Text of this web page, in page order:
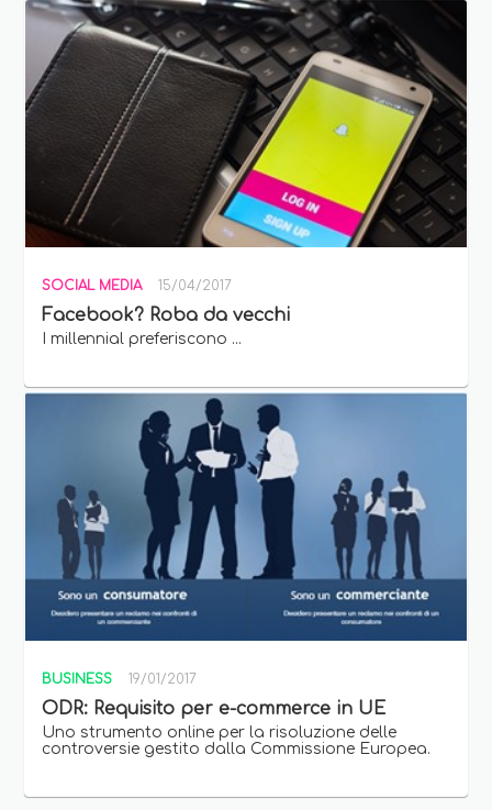
SOCIAL MEDIA 15/04/2017
Facebook? Roba da vecchi
I millennial preferiscono ...
BUSINESS 19/01/2017
ODR: Requisito per e-commerce in UE
Uno strumento online per la risoluzione delle
controversie gestito dalla Commissione Europea.